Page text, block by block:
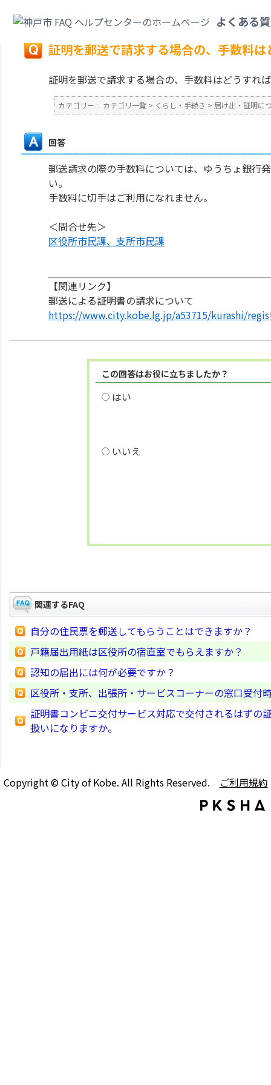
よくある
戻る
証明を郵送で請求する場合の、手数料
証明を郵送で請求する場合の、手数料はどうすれ
カテゴリー : カテゴリ一覧 > くらし・手続き > 届け出・証明に
回答
郵送請求の際の手数料については、ゆうちょ銀行
い。
手数料に切手はご利用になれません。
＜問合せ先＞
区役所市民課、支所市民課
【関連リンク】
郵送による証明書の請求について
https://www.city.kobe.lg.jp/a53715/kurashi/
この回答はお役に立ちましたか？
はい
いいえ
関連するFAQ
自分の住民票を郵送してもらうことはできますか？
戸籍届出用紙は区役所の宿直室でもらえますか？
認知の届出には何が必要ですか？
区役所・支所、出張所・サービスコーナーの窓口受付
証明書コンビニ交付サービス対応で交付されるはずの
扱いになりますか。
Copyright © City of Kobe. All Rights Reserved. ご利用規約